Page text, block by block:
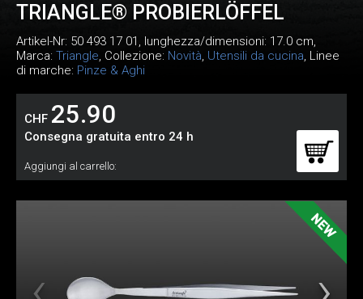
TRIANGLE® PROBIERLÖFFEL
Artikel-Nr: 50 493 17 01 , lunghezza/dimensioni: 17.0 cm,
Marca: Triangle, Collezione: Novità, Utensili da cucina, Linee
di marche: Pinze & Aghi
CHF 25.90
Consegna gratuita entro 24 h
Aggiungi al carrello: